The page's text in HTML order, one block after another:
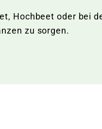
Hochbeet oder bei
zu sorgen.